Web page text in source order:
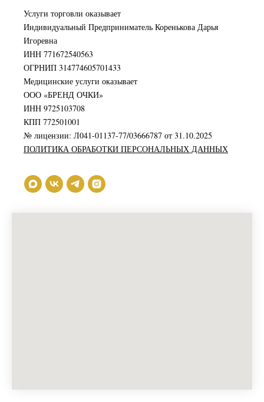
Услуги торговли оказывает
Индивидуальный Предприниматель Коренькова Дарья
Игоревна
ИНН 771672540563
ОГРНИП 314774605701433
Медицинские услуги оказывает
ООО «БРЕНД ОЧКИ»
ИНН 9725103708
КПП 772501001
№ лицензии: Л041-01137-77/03666787 от 31.10.2025
ПОЛИТИКА ОБРАБОТКИ ПЕРСОНАЛЬНЫХ ДАННЫХ